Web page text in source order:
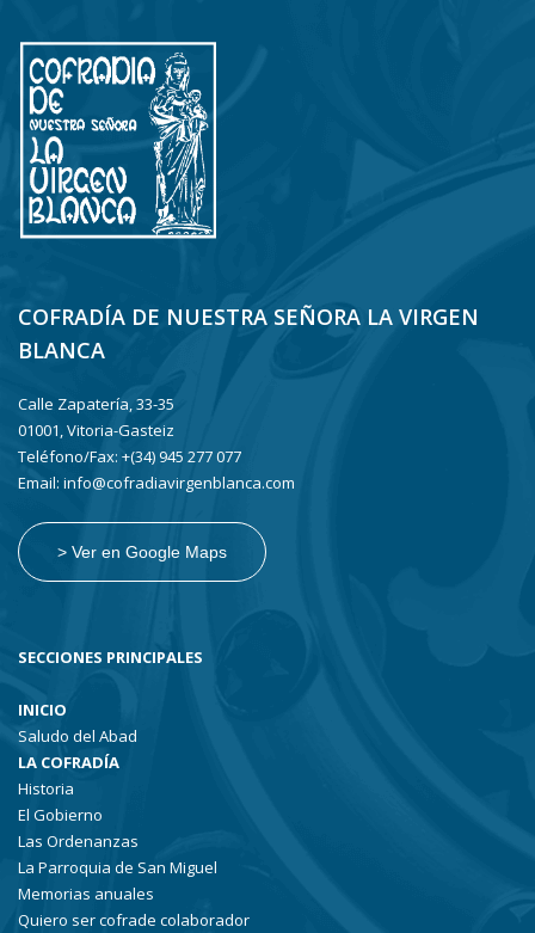
COFRADÍA DE NUESTRA SEÑORA LA VIRGEN
BLANCA
Calle Zapatería, 33-35
01001, Vitoria-Gasteiz
Teléfono/Fax: +(34) 945 277 077
Email: info@cofradiavirgenblanca.com
> Ver en Google Maps
SECCIONES PRINCIPALES
INICIO
Saludo del Abad
LA COFRADÍA
Historia
El Gobierno
Las Ordenanzas
La Parroquia de San Miguel
Memorias anuales
Quiero ser cofrade colaborador